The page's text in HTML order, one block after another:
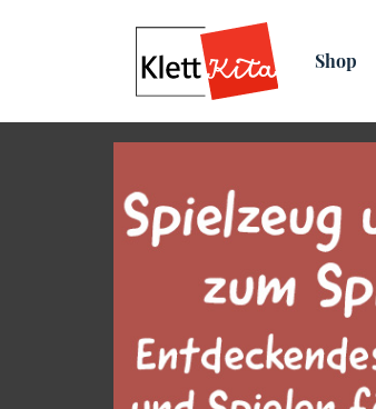
Shop
Übersicht